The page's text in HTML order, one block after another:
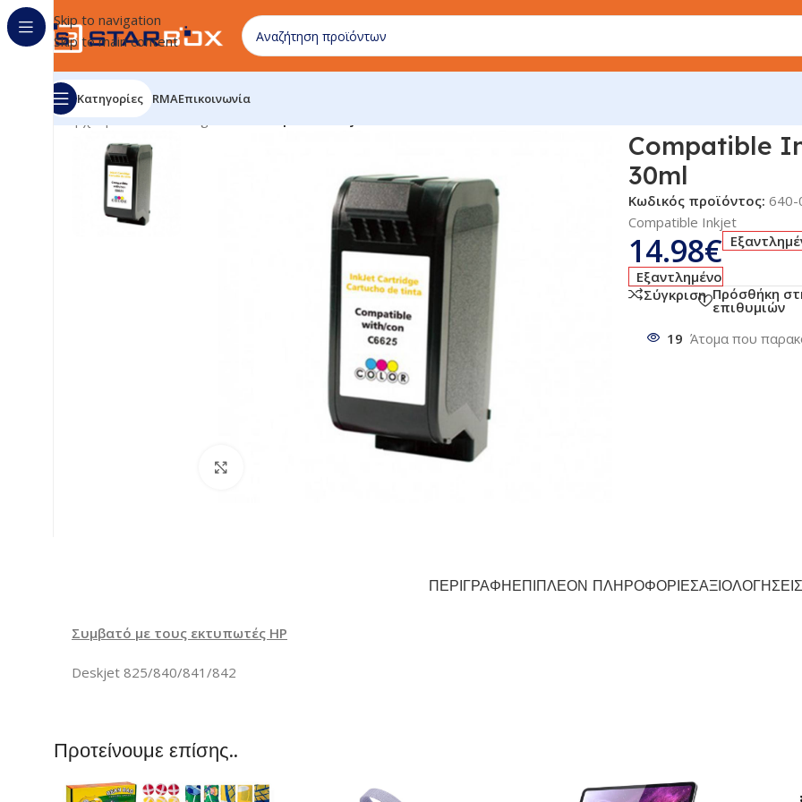
Skip to navigation
Skip to main content
Κατηγορίες RMAΕπικοινωνία
Αρχική σελίδα
Compatible
30ml
Κωδικός προϊόντος: 640-
Compatible Inkjet
14.98€
Εξαντλημένο
Σύγκριση Πρόσθήκη
επιθυμιών
19 Άτομα που
ΠΕΡΙΓΡΑΦΉΕΠΙΠΛΈΟΝ ΠΛΗΡΟΦΟΡΊΕΣ
Συμβατό με τους εκτυπωτές HP
Deskjet 825/840/841/842
Προτείνουμε επίσης..